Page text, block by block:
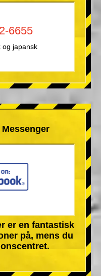
6655
og japansk
er en fantastisk
på, mens du